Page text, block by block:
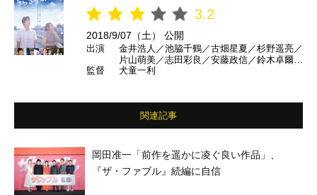
3.2
2018/9/07（土） 公開
出演
金井浩人／池脇千鶴／古畑星夏／杉野遥亮／
片山萌美／志田彩良／安藤政信／鈴木卓爾／
大津尋葵／成嶋瞳子／菅野莉央／大西礼芳／
監督 犬童一利
関連記事
岡田准一「前作を遥かに凌ぐ良い作品」、
『ザ・ファブル』続編に自信